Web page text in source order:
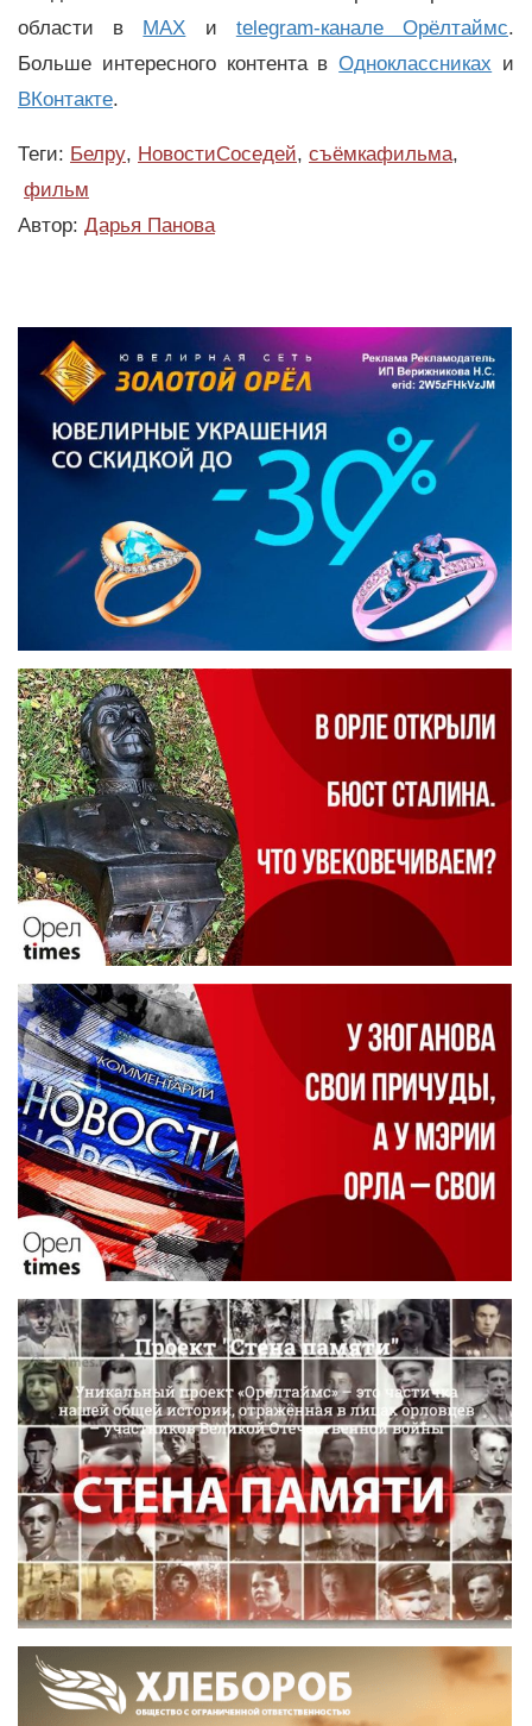
области в MAX и telegram-канале Орёлтаймс.
Больше интересного контента вОдноклассниках и
ВКонтакте.
Теги: Белру, НовостиСоседей, съёмкафильма,
фильм
Автор: Дарья Панова